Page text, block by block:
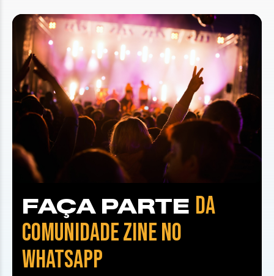
FAÇA PARTE DA
COMUNIDADE ZINE NO
WHATSAPP